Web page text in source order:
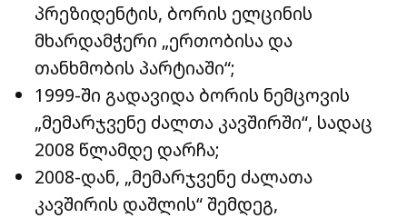
პრეზიდენტის, ბორის ელცინის
მხარდამჭერი „ერთობისა და
თანხმობის პარტიაში“;
1999-ში გადავიდა ბორის ნემცოვის
„მემარჯვენე ძალთა კავშირში“, სადაც
2008 წლამდე დარჩა;
2008-დან, „მემარჯვენე ძალათა
კავშირის დაშლის“ შემდეგ,